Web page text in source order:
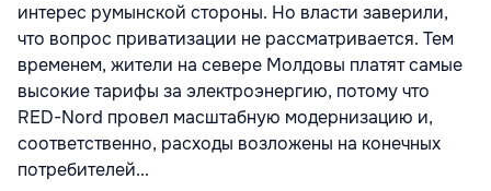
интерес румынской стороны. Но власти заверили,
что вопрос приватизации не рассматривается. Тем
временем, жители на севере Молдовы платят самые
высокие тарифы за электроэнергию, потому что
RED-Nord провел масштабную модернизацию и,
соответственно, расходы возложены на конечных
потребителей...